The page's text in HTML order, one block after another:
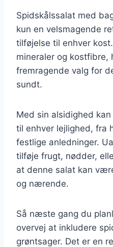
Spidskålssalat med
kun en velsmagende
tilføjelse til enhver
mineraler og kostfibre,
fremragende valg for
sundt.
Med sin alsidighed
til enhver lejlighed, fra
festlige anledninger.
tilføje frugt, nødder,
at denne salat kan
og nærende.
Så næste gang du
overvej at inkludere
grøntsager. Det er en